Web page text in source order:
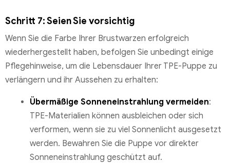
Schritt 7: Seien Sie vorsichtig
Wenn Sie die Farbe Ihrer Brustwarzen erfolgreich
wiederhergestellt haben, befolgen Sie unbedingt einige
Pflegehinweise, um die Lebensdauer Ihrer TPE-Puppe zu
verlängern und ihr Aussehen zu erhalten:
Übermäßige Sonneneinstrahlung vermeiden:
TPE-Materialien können ausbleichen oder sich
verformen, wenn sie zu viel Sonnenlicht ausgesetzt
werden. Bewahren Sie die Puppe vor direkter
Sonneneinstrahlung geschützt auf.